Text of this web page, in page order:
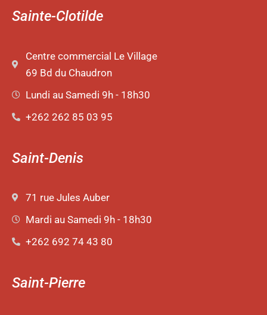
Sainte-Clotilde
Centre commercial Le Village
69 Bd du Chaudron
Lundi au Samedi 9h - 18h30
+262 262 85 03 95
Saint-Denis
71 rue Jules Auber
Mardi au Samedi 9h - 18h30
+262 692 74 43 80
Saint-Pierre